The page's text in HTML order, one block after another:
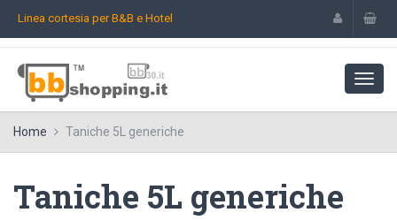
Linea cortesia per B&B e Hotel
Home Taniche 5L generiche
Taniche 5L generiche